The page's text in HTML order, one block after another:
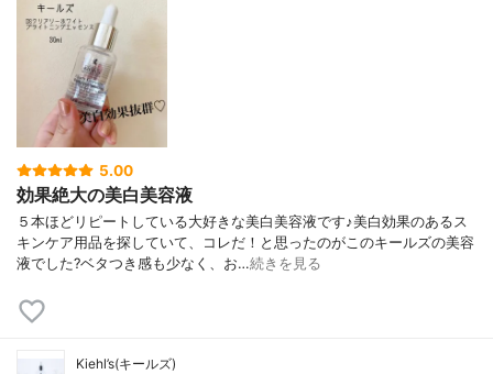
5.00
効果絶大の美白美容液
５本ほどリピートしている大好きな美白美容液です♪美白効果のあるス
キンケア用品を探していて、コレだ！と思ったのがこのキールズの美容
液でした?ベタつき感も少なく、お…続きを見る
Kiehl’s(キールズ)